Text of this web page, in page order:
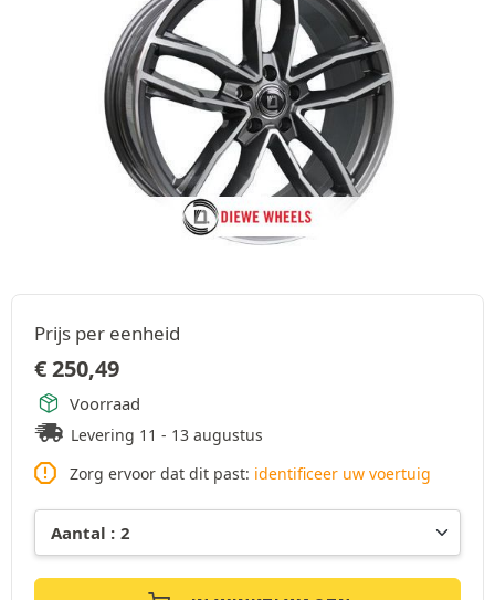
Prijs per eenheid
€250,49
Voorraad
Levering 11 - 13 augustus
Zorg ervoor dat dit past: identificeer uw voertuig